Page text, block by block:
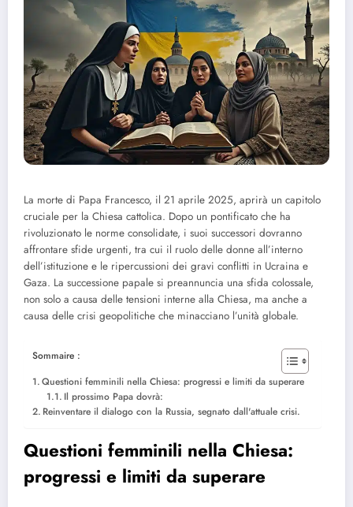
La morte di Papa Francesco, il 21 aprile 2025, aprirà un capitolo
cruciale per la Chiesa cattolica. Dopo un pontificato che ha
rivoluzionato le norme consolidate, i suoi successori dovranno
affrontare sfide urgenti, tra cui il ruolo delle donne all’interno
dell’istituzione e le ripercussioni dei gravi conflitti in Ucraina e
Gaza. La successione papale si preannuncia una sfida colossale,
non solo a causa delle tensioni interne alla Chiesa, ma anche a
causa delle crisi geopolitiche che minacciano l’unità globale.
Sommaire :
Questioni femminili nella Chiesa: progressi e limiti da superare
Il prossimo Papa dovrà:
Reinventare il dialogo con la Russia, segnato dall'attuale crisi.
Questioni femminili nella Chiesa:
progressi e limiti da superare